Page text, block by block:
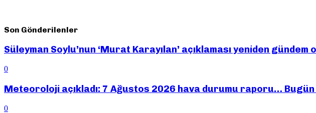
Son Gönderilenler
Süleyman Soylu’nun ‘Murat Karayılan’ açıklaması yeniden
0
Meteoroloji açıkladı: 7 Ağustos 2026 hava durumu raporu… Bugün
0